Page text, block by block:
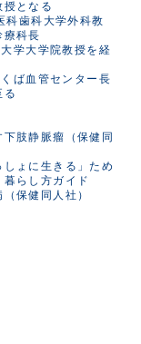
授となる
歯科大学外科教
療科長
学大学院教授を経
ば血管センター長
る
下肢静脈瘤（保健同
しょに生きる」ため
らし方ガイド
保健同人社）